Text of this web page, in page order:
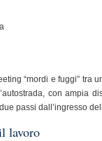
“mordi e fuggi” tra
con ampia
passi dall’ingresso
lavoro